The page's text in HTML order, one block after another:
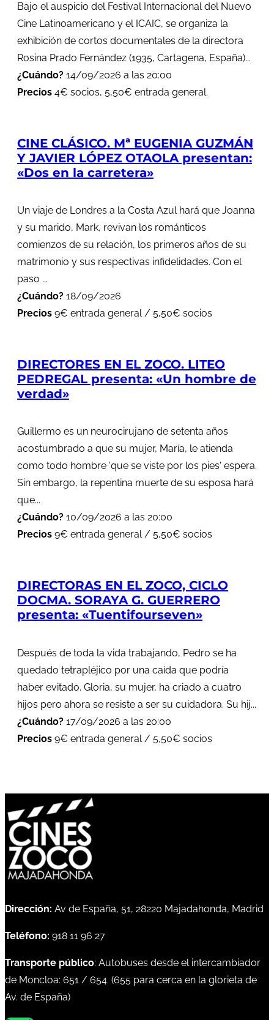
Bajo el auspicio del Festival Internacional del Nuevo
Cine Latinoamericano y el ICAIC, se organiza la
exhibición de cortos documentales de la directora
Rosina Prado Fernández (1935, Cartagena, España)...
¿Cuándo? 14/09/2026 a las 20:00
Precios 4€ socios, 5,50€ entrada general.
CINE CLÁSICO. Mª EUGENIA GUZMÁN
Y JAVIER LÓPEZ OTAOLA presentan:
«Dos en la carretera»
Un viaje de Londres a la Costa Azul hará que Joanna
y su marido, Mark, revivan los románticos
comienzos de su relación, los primeros años de su
matrimonio y sus respectivas infidelidades. Con el
paso ...
¿Cuándo? 18/09/2026
Precios 9€ entrada general / 5,50€ socios
DIRECTORES EN EL ZOCO. LITEO
PEDREGAL presenta: «Un hombre de
verdad»
Guillermo es un neurocirujano de setenta años
acostumbrado a que su mujer, María, le atienda
como todo hombre 'que se viste por los pies' espera.
Sin embargo, la repentina muerte de su esposa hará
que...
¿Cuándo? 10/09/2026 a las 20:00
Precios 9€ entrada general / 5,50€ socios
DIRECTORAS EN EL ZOCO, CICLO
DOCMA. SORAYA G. GUERRERO
presenta: «Tuentifourseven»
Después de toda la vida trabajando, Pedro se ha
quedado tetrapléjico por una caída que podría
haber evitado. Gloria, su mujer, ha criado a cuatro
hijos pero ahora se resiste a ser su cuidadora. Su hij...
¿Cuándo? 17/09/2026 a las 20:00
Precios 9€ entrada general / 5,50€ socios
Dirección: Av de España, 51, 28220 Majadahonda, Madrid
Teléfono: 918 11 96 27
Transporte público: Autobuses desde el intercambiador
de Moncloa: 651 / 654. (655 para cerca en la glorieta de
Av. de España)